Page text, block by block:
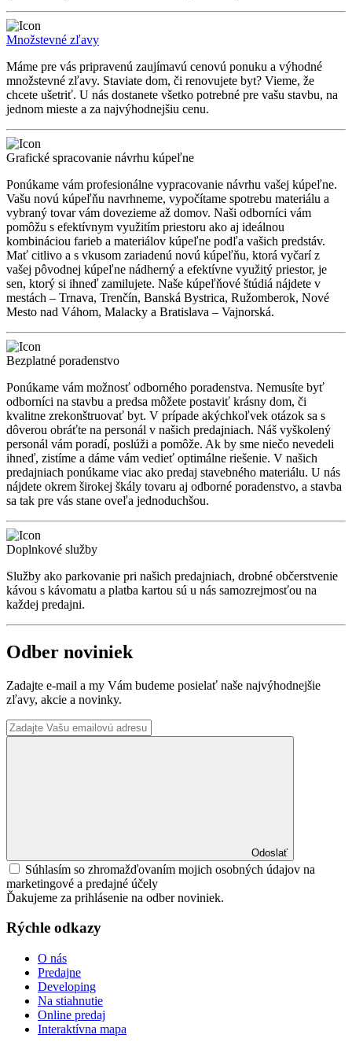
Množstevné zľavy
Máme pre vás pripravenú zaujímavú cenovú ponuku a výhodné
množstevné zľavy. Staviate dom, či renovujete byt? Vieme, že
chcete ušetriť. U nás dostanete všetko potrebné pre vašu stavbu, na
jednom mieste a za najvýhodnejšiu cenu.
Grafické spracovanie návrhu kúpeľne
Ponúkame vám profesionálne vypracovanie návrhu vašej kúpeľne.
Vašu novú kúpeľňu navrhneme, vypočítame spotrebu materiálu a
vybraný tovar vám dovezieme až domov. Naši odborníci vám
pomôžu s efektívnym využitím priestoru ako aj ideálnou
kombináciou farieb a materiálov kúpeľne podľa vašich predstáv.
Mať citlivo a s vkusom zariadenú novú kúpeľňu, ktorá vyčarí z
vašej pôvodnej kúpeľne nádherný a efektívne využitý priestor, je
sen, ktorý si ihneď zamilujete. Naše kúpeľňové štúdiá nájdete v
mestách – Trnava, Trenčín, Banská Bystrica, Ružomberok, Nové
Mesto nad Váhom, Malacky a Bratislava – Vajnorská.
Bezplatné poradenstvo
Ponúkame vám možnosť odborného poradenstva. Nemusíte byť
odborníci na stavbu a predsa môžete postaviť krásny dom, či
kvalitne zrekonštruovať byt. V prípade akýchkoľvek otázok sa s
dôverou obráťte na personál v našich predajniach. Náš vyškolený
personál vám poradí, poslúži a pomôže. Ak by sme niečo nevedeli
ihneď, zistíme a dáme vám vedieť optimálne riešenie. V našich
predajniach ponúkame viac ako predaj stavebného materiálu. U nás
nájdete okrem širokej škály tovaru aj odborné poradenstvo, a stavba
sa tak pre vás stane oveľa jednoduchšou.
Doplnkové služby
Služby ako parkovanie pri našich predajniach, drobné občerstvenie
kávou s kávomatu a platba kartou sú u nás samozrejmosťou na
každej predajni.
Odber noviniek
Zadajte e-mail a my Vám budeme posielať naše najvýhodnejšie
zľavy, akcie a novinky.
Odoslať
Súhlasím so zhromažďovaním mojich osobných údajov na
marketingové a predajné účely
Ďakujeme za prihlásenie na odber noviniek.
Rýchle odkazy
O nás
Predajne
Developing
Na stiahnutie
Online predaj
Interaktívna mapa